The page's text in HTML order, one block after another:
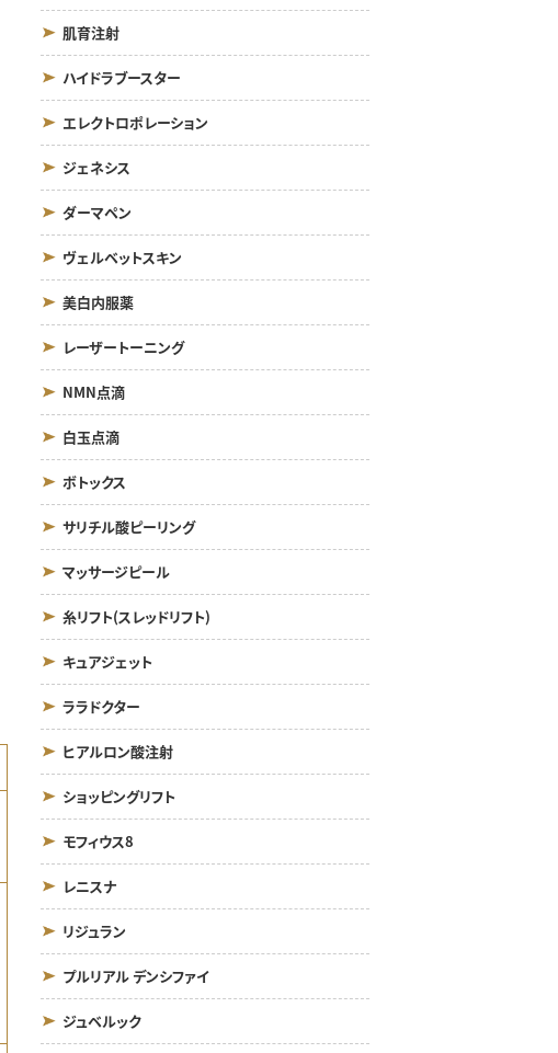
肌育注射
ハイドラブースター
エレクトロポレーション
ジェネシス
ダーマペン
ヴェルベットスキン
美白内服薬
レーザートーニング
NMN点滴
白玉点滴
ボトックス
サリチル酸ピーリング
マッサージピール
糸リフト(スレッドリフト)
キュアジェット
ララドクター
ヒアルロン酸注射
ショッピングリフト
モフィウス8
レニスナ
リジュラン
プルリアル デンシファイ
ジュベルック